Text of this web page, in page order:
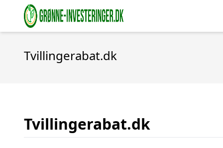
Tvillingerabat.dk
Tvillingerabat.dk